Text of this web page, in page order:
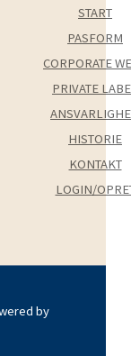
START
PASFORM
CORPORATE
PRIVATE
HISTORIE
KONTAKT
LOGIN/
by